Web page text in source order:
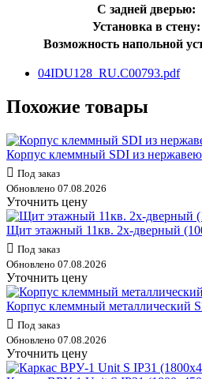
С задней дверью:
Установка в стену:
Возможность напольной
04IDU128_RU.C00793.pdf
Похожие товары
Корпус клеммный SDI из
Под заказ
Обновлено 07.08.2026
Уточнить цену
Щит этажный 11кв. 2х-дверный
Под заказ
Обновлено 07.08.2026
Уточнить цену
Корпус клеммный металлический
Под заказ
Обновлено 07.08.2026
Уточнить цену